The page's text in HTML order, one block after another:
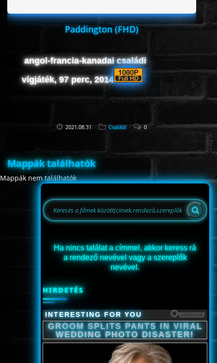
PC-GAME
www.onlinefilmvilag2.eu,Copyright © 2017-2026 Az oldal nem tárol
semmilyen jogsértő tartalmat. Minden adat külső forrásból származik |
Frissítve: 2026.07.27|Fel ↑
Paddington (FHD)
angol-francia-kanadai családi
vígjáték, 97 perc, 2014
2021.08.31 Családi 0
Mappák találhatók
Mappák nem találhatók
Ha nincs találat a címmel, akkor keress rá
a rendező nevével vagy a szereplők
nevével.
HIRDETÉS